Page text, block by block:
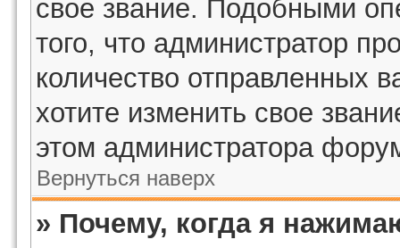
свое звание. Подобными
того, что администратор
количество отправленных
хотите изменить свое
этом администратора
Вернуться наверх
» Почему, когда я